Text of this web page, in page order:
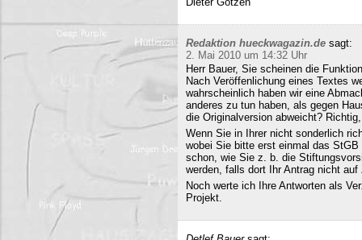
Redaktion hueckwagazin.de sagt:
2. Mai 2010 um 14:32 Uhr
Herr Bauer, Sie scheinen die
Nach Veröffenlichung eines Textes
wahrscheinlich haben wir eine
anderes zu tun haben, als gegen
die Originalversion abweicht?
Wenn Sie in Ihrer nicht sonderlich
wobei Sie bitte erst einmal das
schon, wie Sie z. b. die
werden, falls dort Ihr Antrag nicht
Noch werte ich Ihre Antworten als
Projekt.